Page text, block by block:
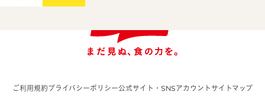
ご利用規約プライバシーポリシー公式サイト・SNSアカウント サイトマップ